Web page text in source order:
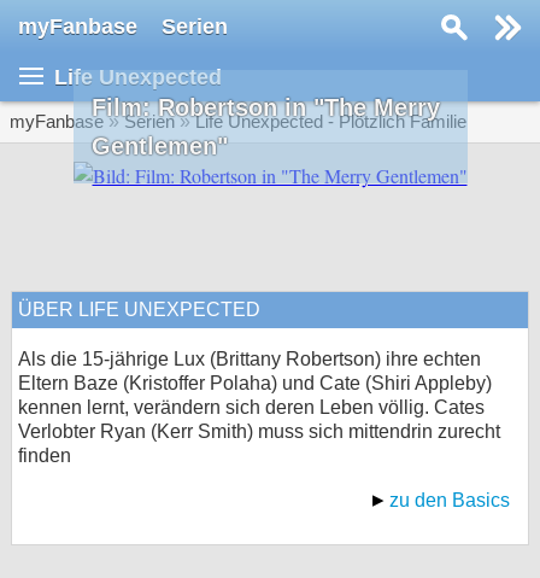
myFanbase Serien
Life Unexpected
myFanbase»Serien»Life Unexpected - Plötzlich Familie
Film: Robertson in "The Merry
Gentlemen"
ÜBER LIFE UNEXPECTED
Als die 15-jährige Lux (Brittany Robertson) ihre echten
Eltern Baze (Kristoffer Polaha) und Cate (Shiri Appleby)
kennen lernt, verändern sich deren Leben völlig. Cates
Verlobter Ryan (Kerr Smith) muss sich mittendrin zurecht
finden
zu den Basics
SERIEN
Veranstaltungen
KULTUR
Specials
SERVICE